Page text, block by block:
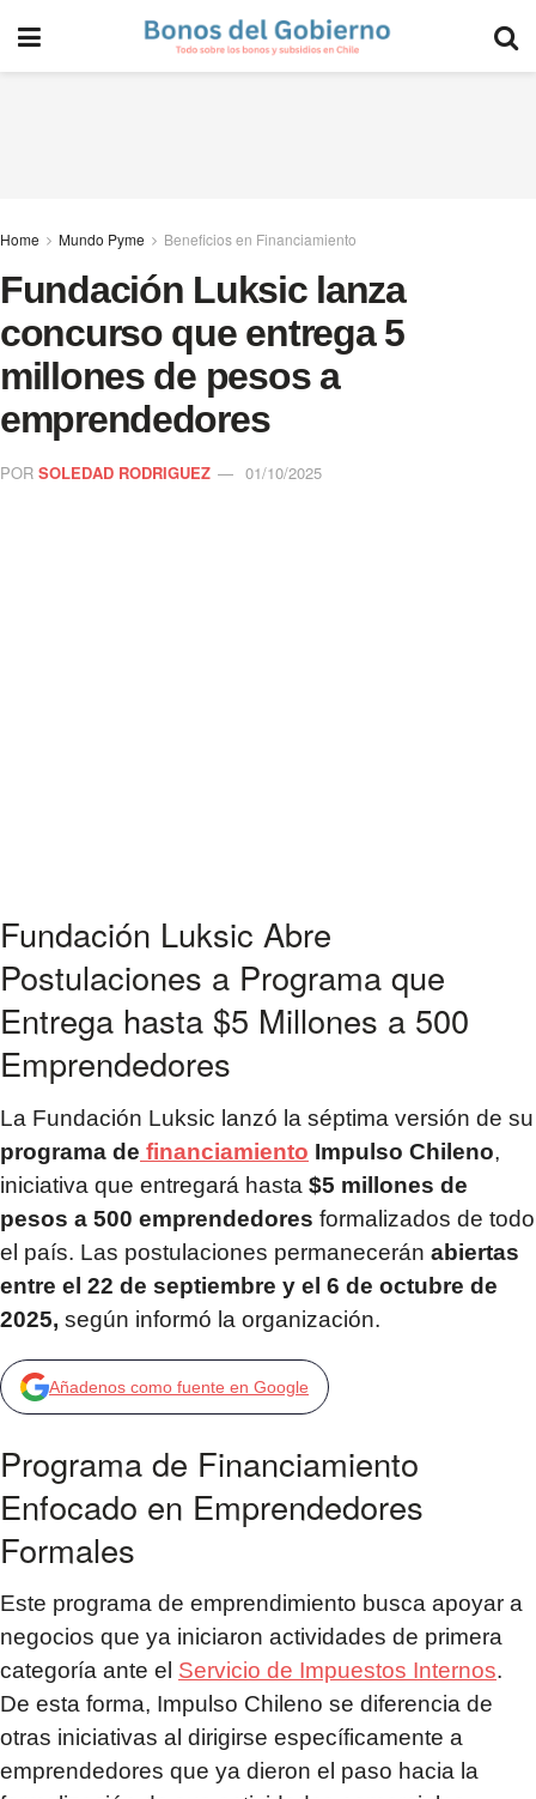
Home Mundo Pyme Beneficios en Financiamiento
Fundación Luksic lanza
concurso que entrega 5
millones de pesos a
emprendedores
POR SOLEDAD RODRIGUEZ 01/10/2025
Fundación Luksic Abre
Postulaciones a Programa que
Entrega hasta $5 Millones a 500
Emprendedores
La Fundación Luksic lanzó la séptima versión de su
programa de financiamiento Impulso Chileno,
iniciativa que entregará hasta $5 millones de
pesos a 500 emprendedores formalizados de todo
el país. Las postulaciones permanecerán abiertas
entre el 22 de septiembre y el 6 de octubre de
2025, según informó la organización.
Añadenos como fuente en Google
Programa de Financiamiento
Enfocado en Emprendedores
Formales
Este programa de emprendimiento busca apoyar a
negocios que ya iniciaron actividades de primera
categoría ante el Servicio de Impuestos Internos.
De esta forma, Impulso Chileno se diferencia de
otras iniciativas al dirigirse específicamente a
emprendedores que ya dieron el paso hacia la